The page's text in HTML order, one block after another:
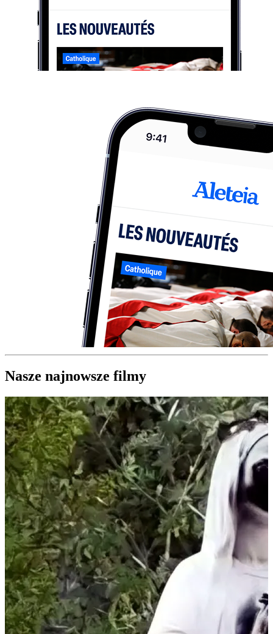
Nasze najnowsze filmy